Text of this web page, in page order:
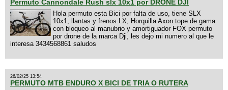
Permuto Cannondale Rush slx 10x1 por DRONE DJI
Hola permuto esta Bici por falta de uso, tiene SLX
10x1, llantas y frenos LX, Horquilla Axon tope de gama
con bloqueo al manubrio y amortiguador FOX permuto
por drone de la marca Dji, les dejo mi numero al que le
interesa 3434568861 saludos
26/02/25 13:54
PERMUTO MTB ENDURO X BICI DE TRIA O RUTERA